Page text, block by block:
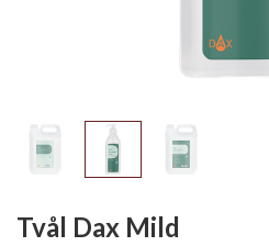
Tvål Dax Mild